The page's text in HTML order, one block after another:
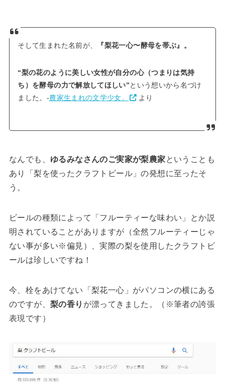
そして生まれた名前が、 『梨花一心〜酵母を帯ぶ』。
“梨の花のように美しい女性が自分の心（つまりは気持
ち）を酵母の力で解放してほしい”という想いから名づけ
ました。-農家生まれの文学少女。 より
なんでも、 ゆるみなさんのご実家が梨農家ということも
あり「梨を使ったクラフトビール」の発想に至ったそ
う。
ビールの種類によって「フルーティーな味わい」とか説
明されていることがありますが（全然フルーティーじゃ
ない事が多い※偏見）、実際の梨を使用したクラフトビ
ールは珍しいですね！
今、栓をあけてない「梨花一心」がパソコンの横にある
のですが、 梨の香り が漂ってきました。（※筆者の誇張
表現です）